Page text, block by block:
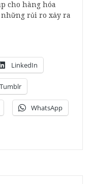
cho hàng hóa
rủi ro xảy ra
LinkedIn
Tumblr
WhatsApp